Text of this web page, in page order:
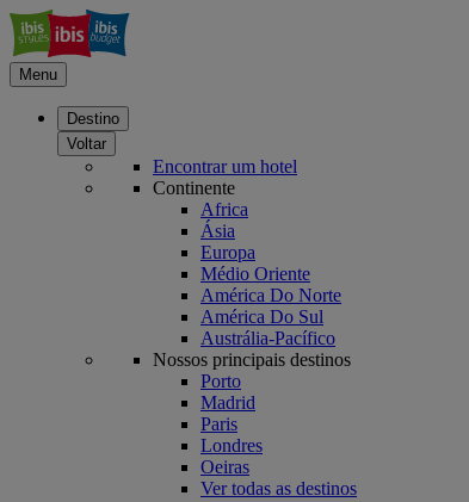
Menu
Destino
Voltar
Encontrar um hotel
Continente
Africa
Ásia
Europa
Médio Oriente
América Do Norte
América Do Sul
Austrália-Pacífico
Nossos principais destinos
Porto
Madrid
Paris
Londres
Oeiras
Ver todas as destinos